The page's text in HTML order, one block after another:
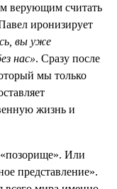
верующим считать
иронизирует
вы уже
нас». Сразу после
мы только
жизнь и
Или
представление».